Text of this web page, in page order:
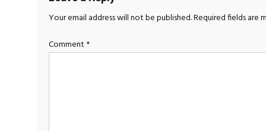
Your email address will not be published.Required fields are
Comment *